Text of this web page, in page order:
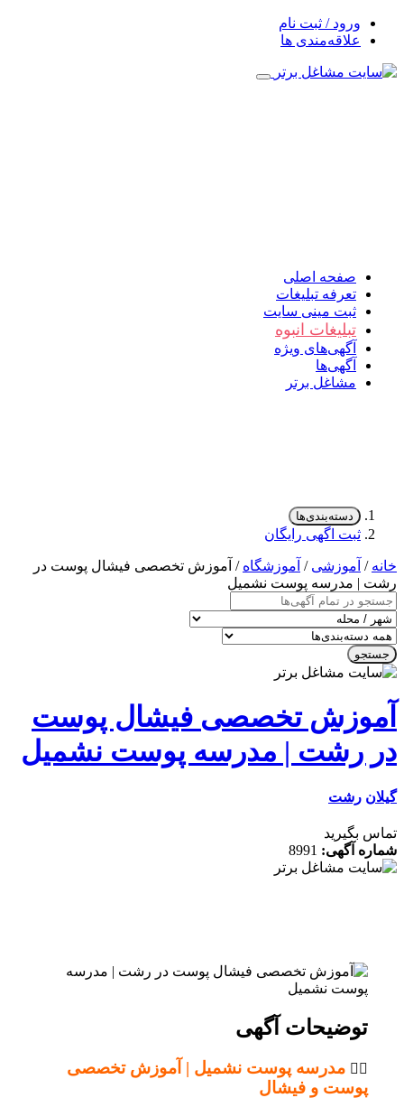
ورود / ثبت نام
علاقه‌مندی ها
صفحه اصلی
تعرفه تبلیغات
ثبت مینی سایت
تبلیغات انبوه
آگهی‌های ویژه
آگهی‌ها
مشاغل برتر
دسته‌بندی‌ها
ثبت اگهی رایگان
/آموزشی/آموزشگاه / آموزش تخصصی فیشال پوست در
| مدرسه پوست نشمیل
تخصصی فیشال پوست
رشت | مدرسه پوست نشمیل
رشت
بگیرید
آگهی:8991
توضیحات آگهی
مدرسه پوست نشمیل | آموزش تخصصی
پوست و فیشال